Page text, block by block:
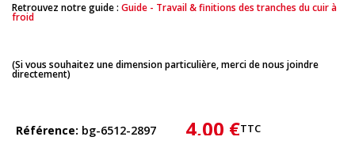
Retrouvez notre guide : Guide - Travail & finitions des tranches du cuir à
froid
(Si vous souhaitez une dimension particulière, merci de nous joindre
directement)
Référence bg-6512-2897 4,00 €TTC